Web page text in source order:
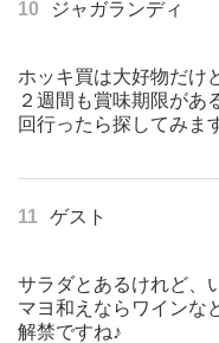
10 ジャガランディ
ホッキ買は大好物だけ
２週間も賞味期限があ
回行ったら探してみま
11 ゲスト
サラダとあるけれど、
マヨ和えならワインな
解禁ですね♪